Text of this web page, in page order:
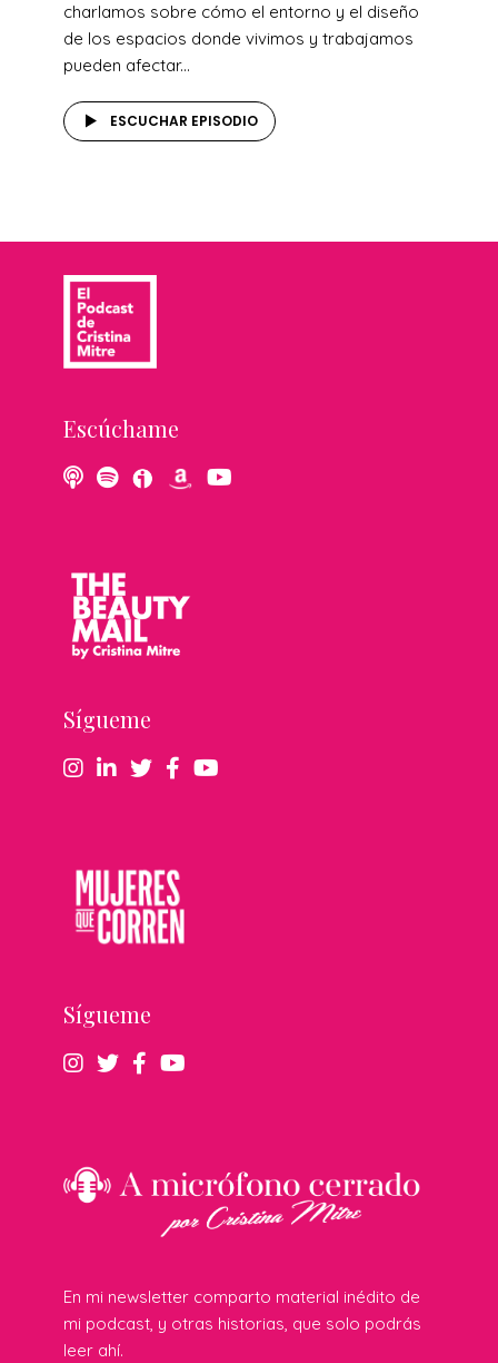
charlamos sobre cómo el entorno y el diseño
de los espacios donde vivimos y trabajamos
pueden afectar...
ESCUCHAR EPISODIO
Escúchame
Sígueme
Sígueme
En mi newsletter comparto material inédito de
mi podcast, y otras historias, que solo podrás
leer ahí.